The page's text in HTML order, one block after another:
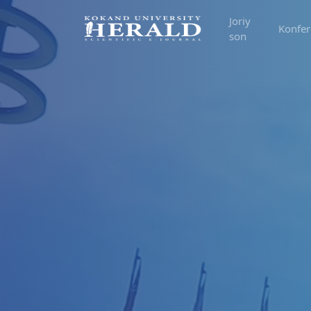
Joriy
son